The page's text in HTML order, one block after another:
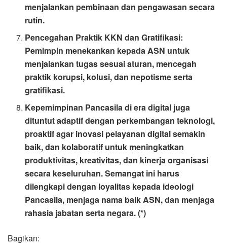
menjalankan pembinaan dan pengawasan secara
rutin.
Pencegahan Praktik KKN dan Gratifikasi:
Pemimpin menekankan kepada ASN untuk
menjalankan tugas sesuai aturan, mencegah
praktik korupsi, kolusi, dan nepotisme serta
gratifikasi.
Kepemimpinan Pancasila di era digital juga
dituntut adaptif dengan perkembangan teknologi,
proaktif agar inovasi pelayanan digital semakin
baik, dan kolaboratif untuk meningkatkan
produktivitas, kreativitas, dan kinerja organisasi
secara keseluruhan. Semangat ini harus
dilengkapi dengan loyalitas kepada ideologi
Pancasila, menjaga nama baik ASN, dan menjaga
rahasia jabatan serta negara. (*)
Bagikan: